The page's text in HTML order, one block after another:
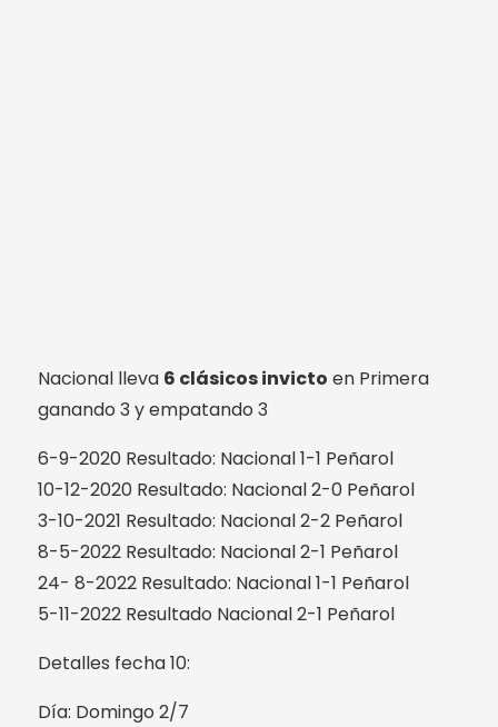
Nacional lleva 6 clásicos invicto en Primera
ganando 3 y empatando 3
6-9-2020 Resultado: Nacional 1-1 Peñarol
10-12-2020 Resultado: Nacional 2-0 Peñarol
3-10-2021 Resultado: Nacional 2-2 Peñarol
8-5-2022 Resultado: Nacional 2-1 Peñarol
24- 8-2022 Resultado: Nacional 1-1 Peñarol
5-11-2022 Resultado Nacional 2-1 Peñarol
Detalles fecha 10:
Día: Domingo 2/7